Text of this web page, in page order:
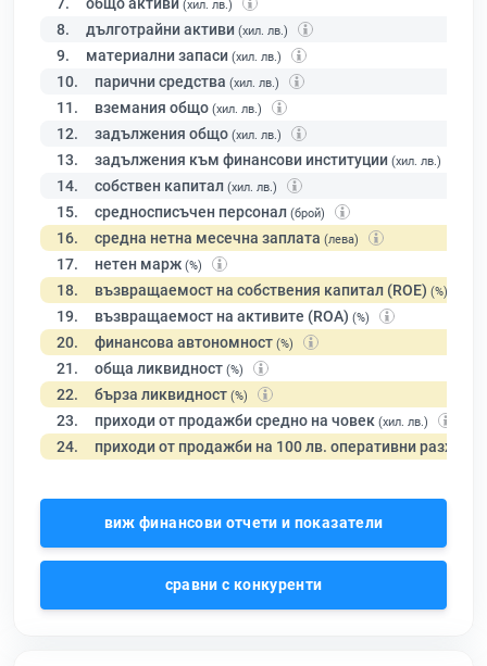
7. общо активи (хил. лв.)
8. дълготрайни активи (хил. лв.)
9. материални запаси (хил. лв.)
10. парични средства (хил. лв.)
11. вземания общо (хил. лв.)
12. задължения общо (хил. лв.)
13. задължения към финансови институции (хил. лв.)
14. собствен капитал (хил. лв.)
15. средносписъчен персонал (брой)
16. средна нетна месечна заплата (лева)
17. нетен марж (%)
18. възвращаемост на собствения капитал (ROE) (%)
19. възвращаемост на активите (ROA) (%)
20. финансова автономност (%)
21. обща ликвидност (%)
22. бърза ликвидност (%)
23. приходи от продажби средно на човек (хил. лв.)
24. приходи от продажби на 100 лв. оперативни разходи
виж финансови отчети и показатели
сравни с конкуренти